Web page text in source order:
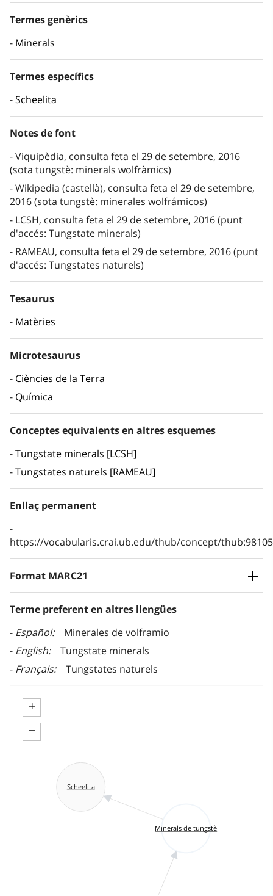
Termes genèrics
Minerals
Termes específics
Scheelita
Notes de font
Viquipèdia, consulta feta el 29 de setembre, 2016
(sota tungstè: minerals wolfràmics)
Wikipedia (castellà), consulta feta el 29 de setembre,
2016 (sota tungstè: minerales wolfrámicos)
LCSH, consulta feta el 29 de setembre, 2016 (punt
d'accés: Tungstate minerals)
RAMEAU, consulta feta el 29 de setembre, 2016 (punt
d'accés: Tungstates naturels)
Tesaurus
Matèries
Microtesaurus
Ciències de la Terra
Química
Conceptes equivalents en altres esquemes
Tungstate minerals [LCSH]
Tungstates naturels [RAMEAU]
Enllaç permanent
https://vocabularis.crai.ub.edu/thub/concept/
Format MARC21
Terme preferent en altres llengües
Español
Minerales de volframio
English
Tungstate minerals
Français
Tungstates naturels
+
−
Minerals de tungstè
Scheelita